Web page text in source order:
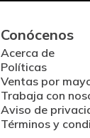
Conócenos
Acerca de
Políticas
Ventas por
Trabaja con
Aviso de
Términos y